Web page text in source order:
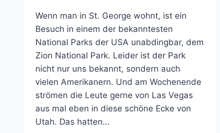
Wenn man in St. George wohnt, ist ein
Besuch in einem der bekanntesten
National Parks der USA unabdingbar, dem
Zion National Park. Leider ist der Park
nicht nur uns bekannt, sondern auch
vielen Amerikanern. Und am Wochenende
strömen die Leute gerne von Las Vegas
aus mal eben in diese schöne Ecke von
Utah. Das hatten…